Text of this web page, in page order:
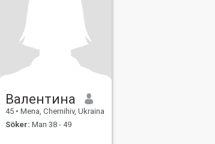
Валентина
45 • Mena, Chernihiv, Ukraina
Söker: Man 38 - 49